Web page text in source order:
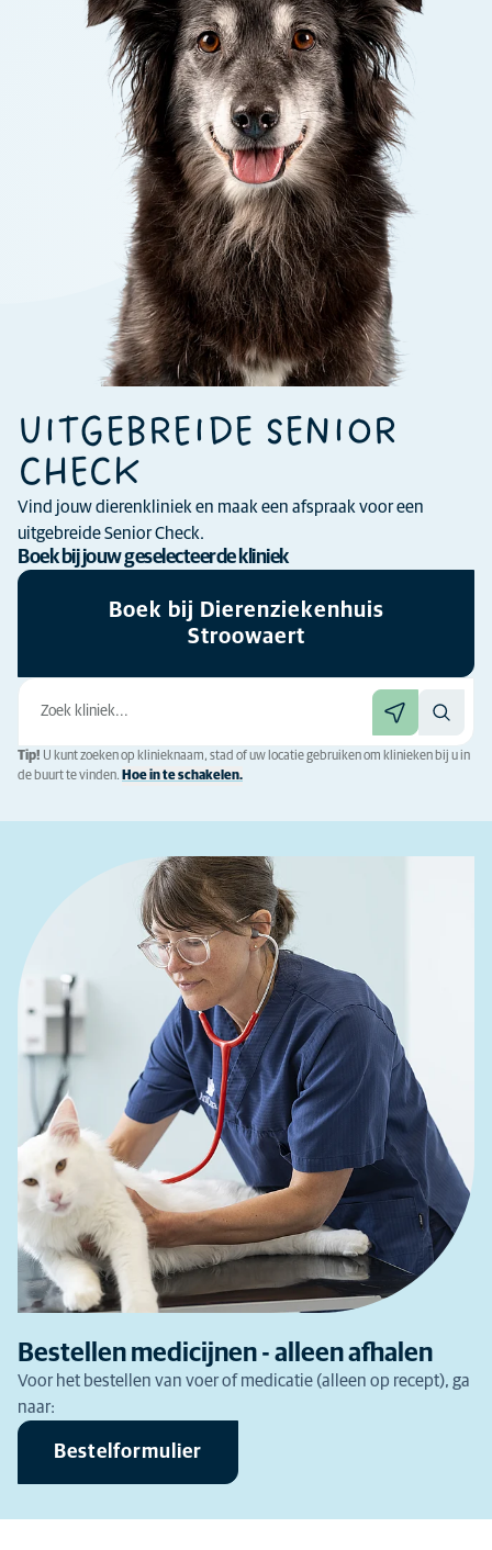
UITGEBREIDE SENIOR
CHECK
Vind jouw dierenkliniek en maak een afspraak voor een
uitgebreide Senior Check.
Tip! U kunt zoeken op klinieknaam, stad of uw locatie gebruiken om klinieken bij u in
de buurt te vinden. Hoe in te schakelen.
Boek bij jouw geselecteerde kliniek
Boek bij Dierenziekenhuis
Stroowaert
Bestellen medicijnen - alleen afhalen
Voor het bestellen van voer of medicatie (alleen op recept), ga
naar:
Bestelformulier